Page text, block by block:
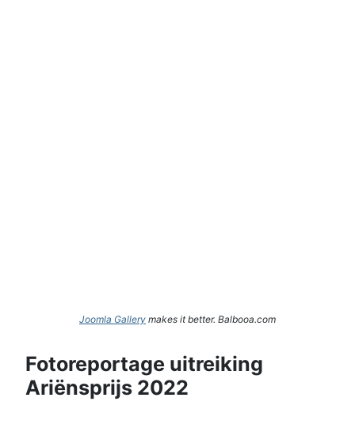
Joomla Gallery makes it better. Balbooa.com
Fotoreportage uitreiking
Ariënsprijs 2022